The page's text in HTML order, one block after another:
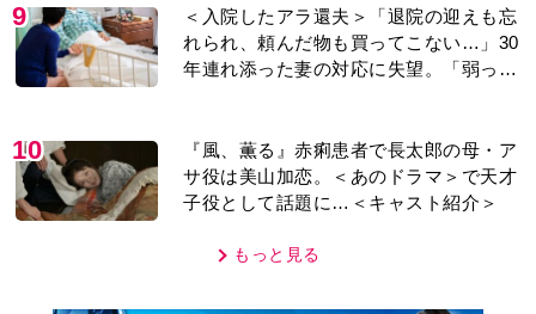
9
＜入院したアラ還夫＞「退院の迎えも忘
れられ、頼んだ物も買ってこない…」30
年連れ添った妻の対応に失望。「弱った
10
『風、薫る』赤痢患者で長太郎の母・ア
サ役は美山加恋。＜あのドラマ＞で天才
子役として話題に…＜キャスト紹介＞
もっと見る